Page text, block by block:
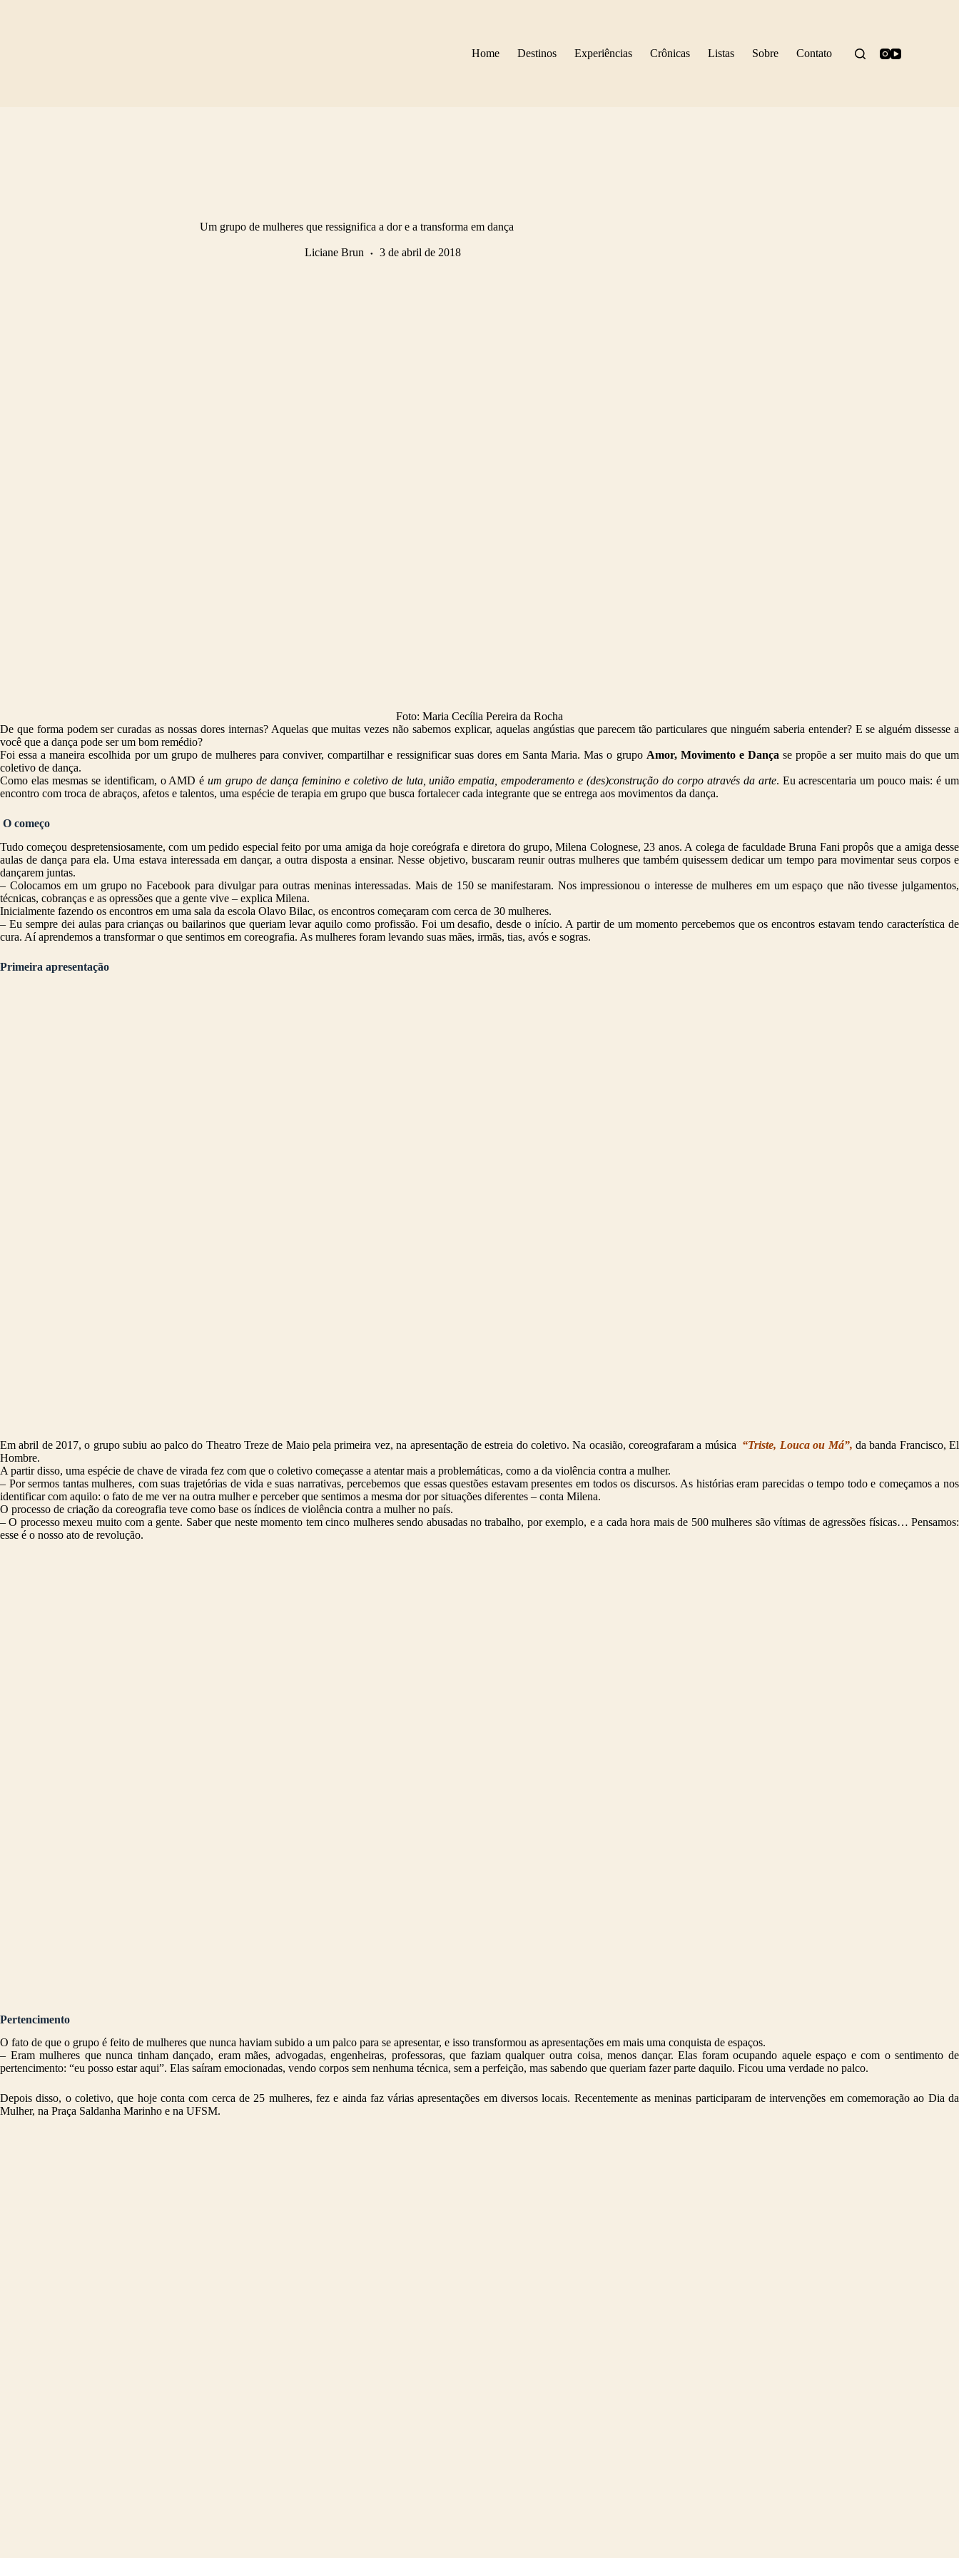
Home Destinos Experiências Crônicas Listas Sobre Contato
Um grupo de mulheres que ressignifica a dor e a transforma em dança
Liciane Brun 3 de abril de 2018
Foto: Maria Cecília Pereira da Rocha
De que forma podem ser curadas as nossas dores internas? Aquelas que muitas vezes não sabemos explicar, aquelas angústias que parecem tão particulares que ninguém saberia entender? E se alguém dissesse a
você que a dança pode ser um bom remédio?
Foi essa a maneira escolhida por um grupo de mulheres para conviver, compartilhar e ressignificar suas dores em Santa Maria. Mas o grupo Amor, Movimento e Dança se propõe a ser muito mais do que um
coletivo de dança.
Como elas mesmas se identificam, o AMD éum grupo de dança feminino e coletivo de luta, união empatia, empoderamento e (des)construção do corpo através da arte. Eu acrescentaria um pouco mais: é um
encontro com troca de abraços, afetos e talentos, uma espécie de terapia em grupo que busca fortalecer cada integrante que se entrega aos movimentos da dança.
O começo
Tudo começou despretensiosamente, com um pedido especial feito por uma amiga da hoje coreógrafa e diretora do grupo, Milena Colognese, 23 anos. A colega de faculdade Bruna Fani propôs que a amiga desse
aulas de dança para ela. Uma estava interessada em dançar, a outra disposta a ensinar. Nesse objetivo, buscaram reunir outras mulheres que também quisessem dedicar um tempo para movimentar seus corpos e
dançarem juntas.
– Colocamos em um grupo no Facebook para divulgar para outras meninas interessadas. Mais de 150 se manifestaram. Nos impressionou o interesse de mulheres em um espaço que não tivesse julgamentos,
técnicas, cobranças e as opressões que a gente vive – explica Milena.
Inicialmente fazendo os encontros em uma sala da escola Olavo Bilac, os encontros começaram com cerca de 30 mulheres.
– Eu sempre dei aulas para crianças ou bailarinos que queriam levar aquilo como profissão. Foi um desafio, desde o início. A partir de um momento percebemos que os encontros estavam tendo característica de
cura. Aí aprendemos a transformar o que sentimos em coreografia. As mulheres foram levando suas mães, irmãs, tias, avós e sogras.
Primeira apresentação
Em abril de 2017, o grupo subiu ao palco do Theatro Treze de Maio pela primeira vez, na apresentação de estreia do coletivo. Na ocasião, coreografaram a música “Triste, Louca ou Má”, da banda Francisco, El
Hombre.
A partir disso, uma espécie de chave de virada fez com que o coletivo começasse a atentar mais a problemáticas, como a da violência contra a mulher.
– Por sermos tantas mulheres, com suas trajetórias de vida e suas narrativas, percebemos que essas questões estavam presentes em todos os discursos. As histórias eram parecidas o tempo todo e começamos a nos
identificar com aquilo: o fato de me ver na outra mulher e perceber que sentimos a mesma dor por situações diferentes – conta Milena.
O processo de criação da coreografia teve como base os índices de violência contra a mulher no país.
– O processo mexeu muito com a gente. Saber que neste momento tem cinco mulheres sendo abusadas no trabalho, por exemplo, e a cada hora mais de 500 mulheres são vítimas de agressões físicas… Pensamos:
esse é o nosso ato de revolução.
Pertencimento
O fato de que o grupo é feito de mulheres que nunca haviam subido a um palco para se apresentar, e isso transformou as apresentações em mais uma conquista de espaços.
– Eram mulheres que nunca tinham dançado, eram mães, advogadas, engenheiras, professoras, que faziam qualquer outra coisa, menos dançar. Elas foram ocupando aquele espaço e com o sentimento de
pertencimento: “eu posso estar aqui”. Elas saíram emocionadas, vendo corpos sem nenhuma técnica, sem a perfeição, mas sabendo que queriam fazer parte daquilo. Ficou uma verdade no palco.
Depois disso, o coletivo, que hoje conta com cerca de 25 mulheres, fez e ainda faz várias apresentações em diversos locais. Recentemente as meninas participaram de intervenções em comemoração ao Dia da
Mulher, na Praça Saldanha Marinho e na UFSM.